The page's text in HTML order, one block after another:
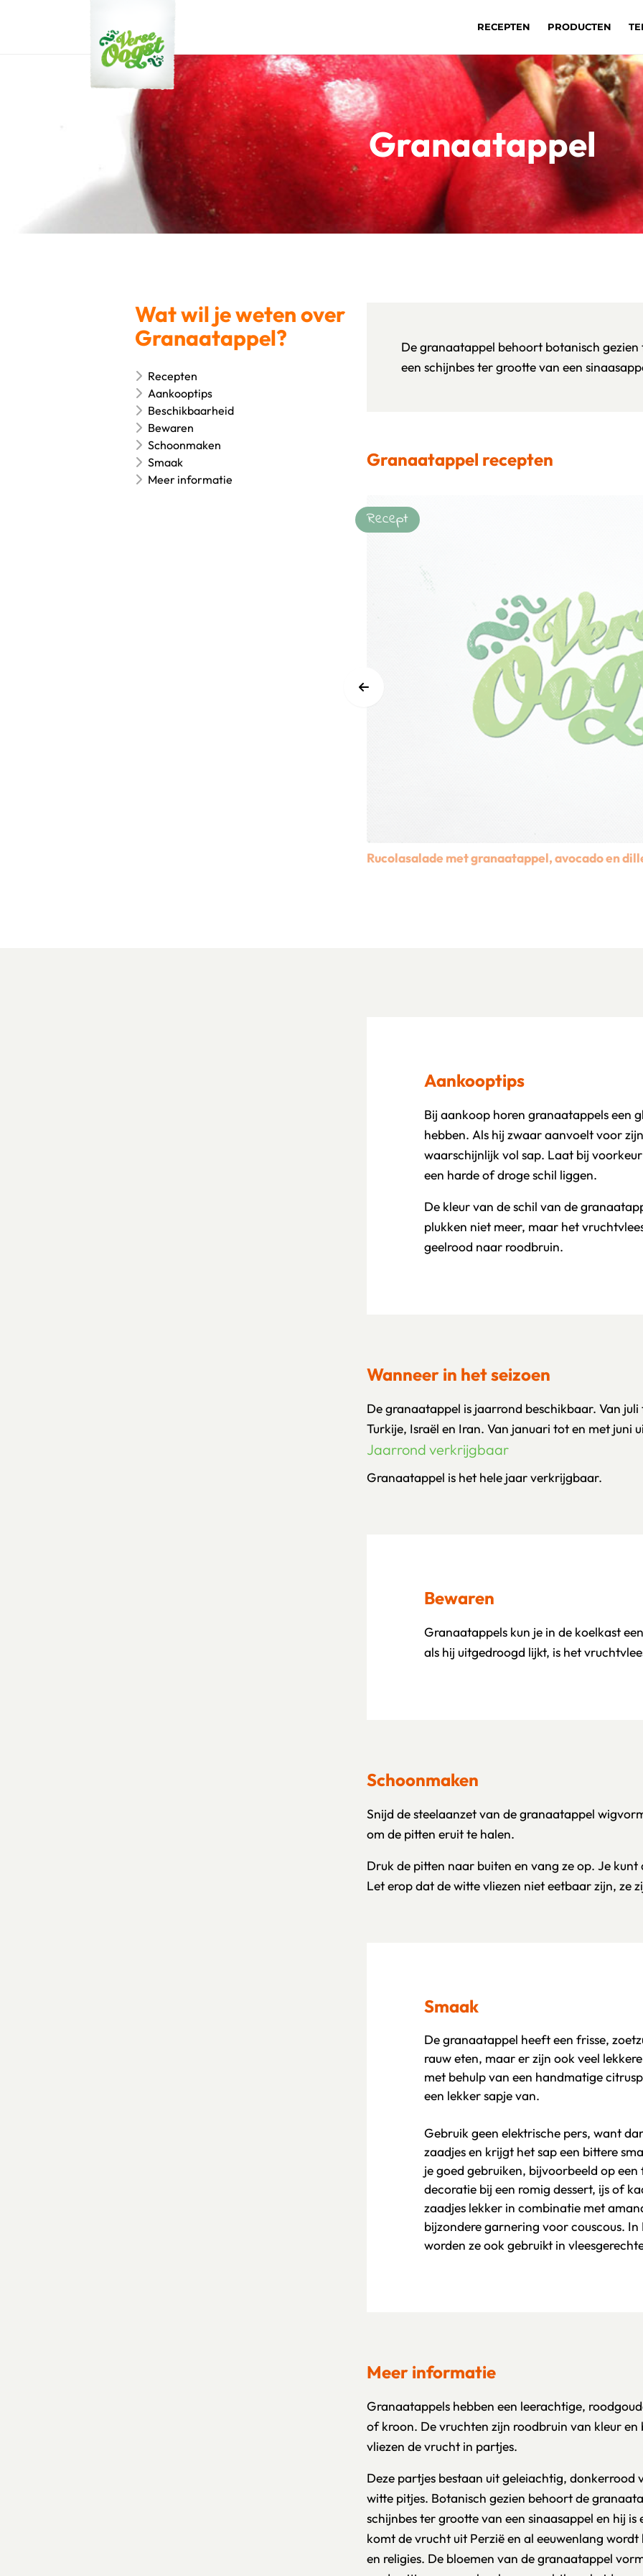
RECEPTEN PRODUCTEN
Granaatappel
Wat wil je weten over
Granaatappel?
Recepten
Aankooptips
Beschikbaarheid
Bewaren
Schoonmaken
Smaak
Meer informatie
De granaatappel behoort botanisch gezien
een schijnbes ter grootte van een
Granaatappel recepten
Rucolasalade met granaatappel, avocado en
Recept
Aankooptips
Bij aankoop horen granaatappels een
hebben. Als hij zwaar aanvoelt voor
waarschijnlijk vol sap. Laat bij
een harde of droge schil liggen.
De kleur van de schil van de
plukken niet meer, maar het
geelrood naar roodbruin.
Wanneer in het seizoen
De granaatappel is jaarrond beschikbaar. Van
Turkije, Israël en Iran. Van januari tot en met juni
Jaarrond verkrijgbaar
Granaatappel is het hele jaar verkrijgbaar.
Bewaren
Granaatappels kun je in de koelkast
als hij uitgedroogd lijkt, is het
Schoonmaken
Snijd de steelaanzet van de granaatappel
om de pitten eruit te halen.
Druk de pitten naar buiten en vang ze op. Je
Let erop dat de witte vliezen niet eetbaar zijn, ze
Smaak
De granaatappel heeft een frisse,
rauw eten, maar er zijn ook veel
met behulp van een handmatige
een lekker sapje van.
Gebruik geen elektrische pers, want
zaadjes en krijgt het sap een bittere
je goed gebruiken, bijvoorbeeld op
decoratie bij een romig dessert, ijs of
zaadjes lekker in combinatie met
bijzondere garnering voor couscous. In
worden ze ook gebruikt in
Meer informatie
Granaatappels hebben een leerachtige,
of kroon. De vruchten zijn roodbruin van kleur
vliezen de vrucht in partjes.
Deze partjes bestaan uit geleiachtig, donkerrood
witte pitjes. Botanisch gezien behoort de
schijnbes ter grootte van een sinaasappel en hij
komt de vrucht uit Perzië en al eeuwenlang
en religies. De bloemen van de granaatappel